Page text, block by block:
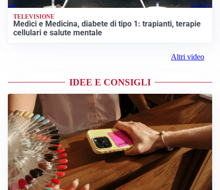
TELEVISIONE
Medici e Medicina, diabete di tipo 1: trapianti, terapie
cellulari e salute mentale
Altri video
IDEE E CONSIGLI